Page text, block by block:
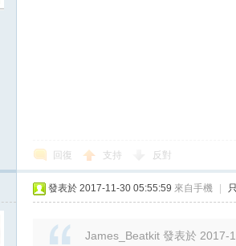
回復 支持 反對
發表於 2017-11-30 05:55:59 來自手機
James_Beatkit 發表於 2017-